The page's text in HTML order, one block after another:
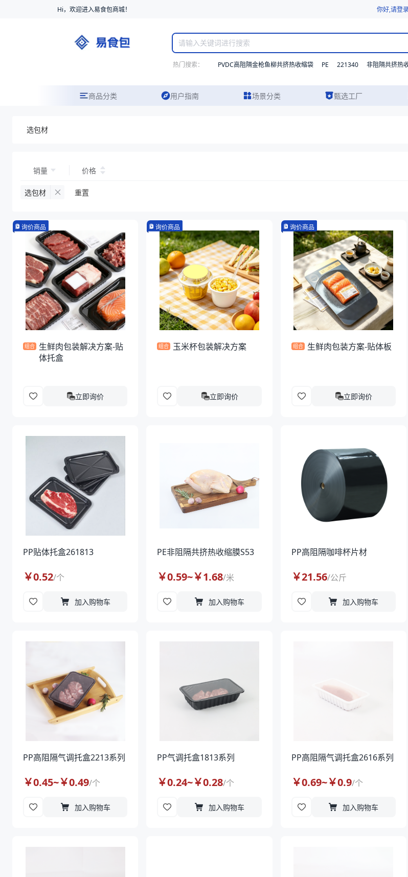
Hi，欢迎进入易食包商城！ 你好,请登
热门搜索： PVDC高阻隔金枪鱼柳共挤热收缩袋 PE 221340 非阻隔共挤热
商品分类 用户指南 场景分类 甄选工厂
选包材
销量 价格
选包材 重置
询价商品
组合 生鲜肉包装解决方案-贴
体托盒
立即询价
询价商品
组合 玉米杯包装解决方案
立即询价
询价商品
组合 生鲜肉包装方案-贴体板
立即询价
PP贴体托盒261813
￥0.52/个
加入购物车
PE非阻隔共挤热收缩膜S53
￥0.59~￥1.68/米
加入购物车
PP高阻隔咖啡杯片材
￥21.56/公斤
加入购物车
PP高阻隔气调托盒2213系列
￥0.45~￥0.49/个
加入购物车
PP气调托盒1813系列
￥0.24~￥0.28/个
加入购物车
PP高阻隔气调托盒2616系列
￥0.69~￥0.9/个
加入购物车